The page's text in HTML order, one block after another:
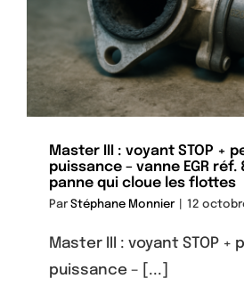
Master III : voyant STOP +
puissance – vanne EGR réf.
panne qui cloue les flottes
ParStéphane Monnier 12
Master III : voyant STOP +
puissance – [...]